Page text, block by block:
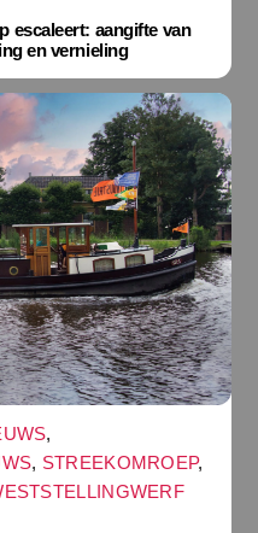
escaleert: aangifte van
en vernieling
,
, STREEKOMROEP,